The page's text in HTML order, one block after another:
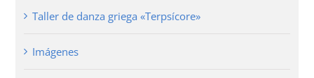
Taller de danza griega «Terpsícore»
Imágenes